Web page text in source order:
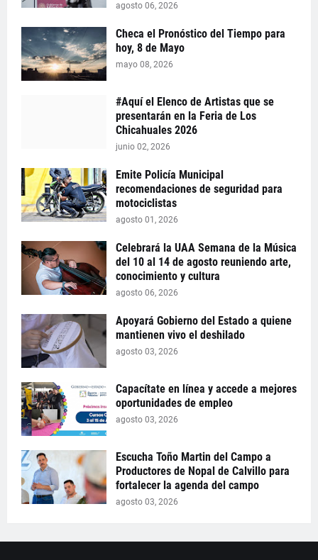
agosto 06, 2026
Checa el Pronóstico del Tiempo para
hoy, 8 de Mayo
mayo 08, 2026
#Aquí el Elenco de Artistas que se
presentarán en la Feria de Los
Chicahuales 2026
junio 02, 2026
Emite Policía Municipal
recomendaciones de seguridad para
motociclistas
agosto 01, 2026
Celebrará la UAA Semana de la Música
del 10 al 14 de agosto reuniendo arte,
conocimiento y cultura
agosto 06, 2026
Apoyará Gobierno del Estado a quiene
mantienen vivo el deshilado
agosto 03, 2026
Capacítate en línea y accede a mejores
oportunidades de empleo
agosto 03, 2026
Escucha Toño Martin del Campo a
Productores de Nopal de Calvillo para
fortalecer la agenda del campo
agosto 03, 2026